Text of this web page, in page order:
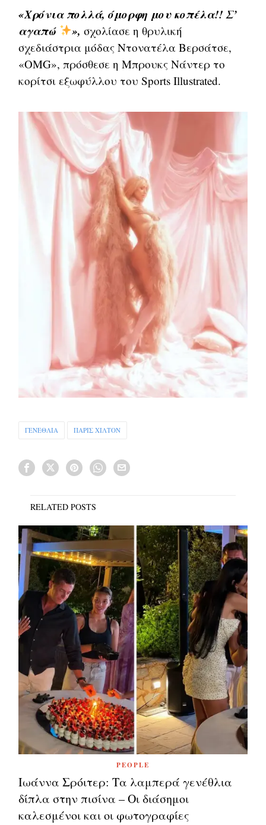
«Χρόνια πολλά, όμορφη μου κοπέλα!! Σ’
αγαπώ
», σχολίασε η θρυλική
σχεδιάστρια μόδας Ντονατέλα Βερσάτσε,
«OMG», πρόσθεσε η Μπρουκς Νάντερ το
κορίτσι εξωφύλλου του Sports Illustrated.
ΓΕΝΕΘΛΙΑ ΠΑΡΙΣ ΧΙΛΤΟΝ
RELATED POSTS
PEOPLE
Ιωάννα Σρόιτερ: Τα λαμπερά γενέθλια
δίπλα στην πισίνα – Οι διάσημοι
καλεσμένοι και οι φωτογραφίες